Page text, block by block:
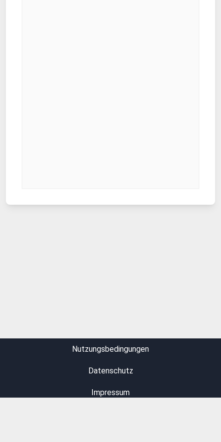
Beurteilung_kommunizieren
Nutzungsbedingungen
Datenschutz
Impressum